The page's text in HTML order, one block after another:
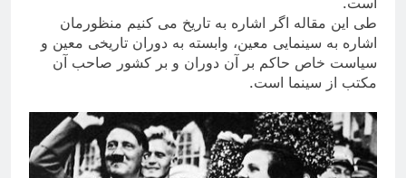
طی این مقاله اگر اشاره به تاریخ می کنیم منظورمان
اشاره به سینمایی معین، وابسته به دوران تاریخی معین و
سیاست خاص حاکم بر آن دوران و بر کشور صاحب آن
مکتب از سینما است.